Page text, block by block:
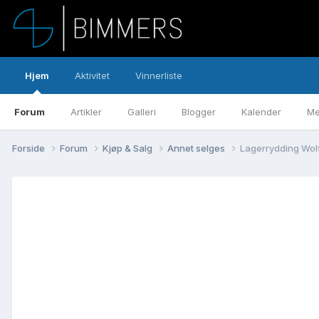
Hjem
Forum Artikler Galleri Blogger Kalender
Aktivitet Vinnerliste
Forside Forum Kjøp & Salg Annet selges Lagerrydding